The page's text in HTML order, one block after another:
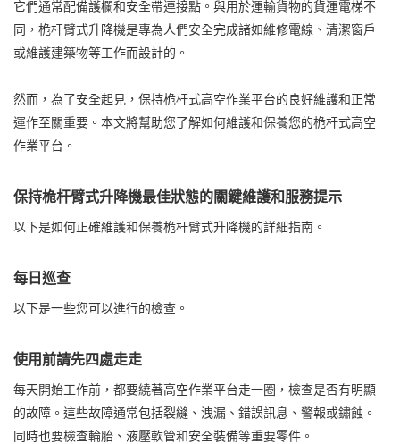
它們通常配備護欄和安全帶連接點。與用於運輸貨物的貨運電梯不
同，桅杆臂式升降機是專為人們安全完成諸如維修電線、清潔窗戶
或維護建築物等工作而設計的。
然而，為了安全起見，保持桅杆式高空作業平台的良好維護和正常
運作至關重要。本文將幫助您了解如何維護和保養您的桅杆式高空
作業平台。
保持桅杆臂式升降機最佳狀態的關鍵維護和服務提示
以下是如何正確維護和保養桅杆臂式升降機的詳細指南。
每日巡查
以下是一些您可以進行的檢查。
使用前請先四處走走
每天開始工作前，都要繞著高空作業平台走一圈，檢查是否有明顯
的故障。這些故障通常包括裂縫、洩漏、錯誤訊息、警報或鏽蝕。
同時也要檢查輪胎、液壓軟管和安全裝備等重要零件。